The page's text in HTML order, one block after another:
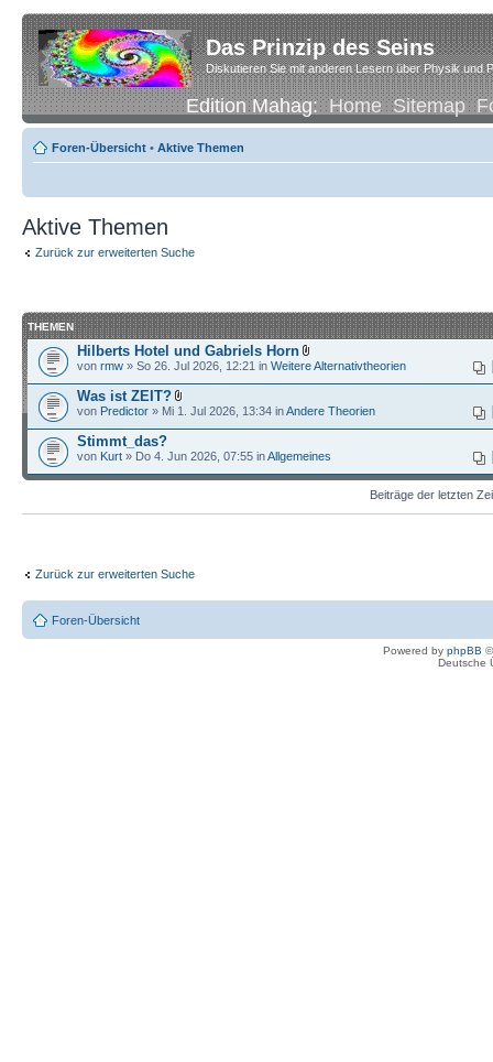
Das Prinzip des Seins
Diskutieren Sie mit anderen Lesern über Physik und
Edition Mahag:Home Sitemap
Foren-Übersicht • Aktive Themen
Aktive Themen
Zurück zur erweiterten Suche
THEMEN
Hilberts Hotel und Gabriels Horn
von rmw » So 26. Jul 2026, 12:21 in Weitere Alternativtheorien
Was ist ZEIT?
von Predictor » Mi 1. Jul 2026, 13:34 inAndere Theorien
Stimmt_das?
von Kurt » Do 4. Jun 2026, 07:55 inAllgemeines
Beiträge der letzten
Zurück zur erweiterten Suche
Foren-Übersicht
Powered by phpBB
Deutsche